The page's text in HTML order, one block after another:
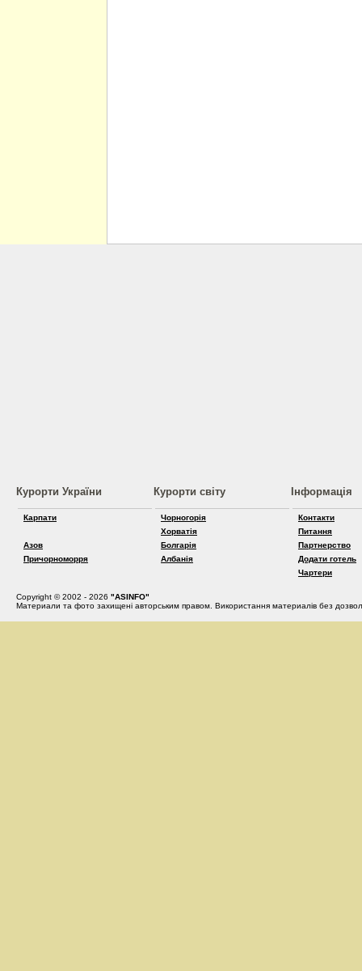
Курорти України
Карпати
Азов
Причорноморря
Курорти світу
Чорногорія
Хорватія
Болгарія
Албанія
Інформація
Контакти
Питання
Партнерство
Додати готель
Чартери
Copyright © 2002 - 2026 "ASINFO"
Материали та фото захищені авторським правом. Використання материалів без